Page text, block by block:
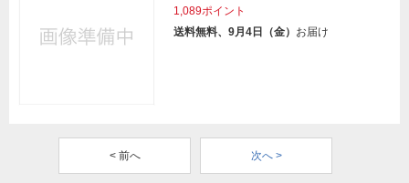
1,089ポイント
送料無料、9月4日（金） お届け
< 前へ 次へ >